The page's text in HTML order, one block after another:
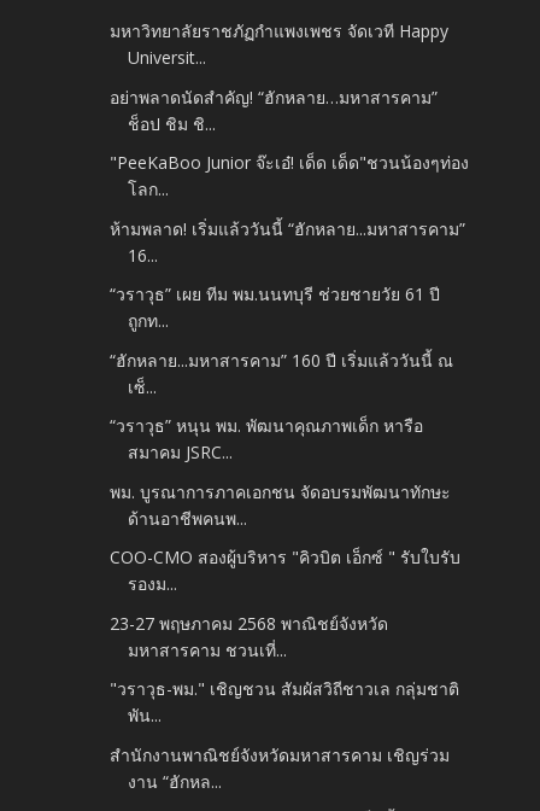
มหาวิทยาลัยราชภัฏกำแพงเพชร จัดเวที Happy
Universit...
อย่าพลาดนัดสำคัญ! “ฮักหลาย…มหาสารคาม”
ช็อป ชิม ชิ...
"PeeKaBoo Junior จ๊ะเอ๋! เด็ด เด็ด"ชวนน้องๆท่อง
โลก...
ห้ามพลาด! เริ่มแล้ววันนี้ “ฮักหลาย...มหาสารคาม”
16...
“วราวุธ” เผย ทีม พม.นนทบุรี ช่วยชายวัย 61 ปี
ถูกท...
“ฮักหลาย...มหาสารคาม” 160 ปี เริ่มแล้ววันนี้ ณ
เซ็...
“วราวุธ” หนุน พม. พัฒนาคุณภาพเด็ก หารือ
สมาคม JSRC...
พม. บูรณาการภาคเอกชน จัดอบรมพัฒนาทักษะ
ด้านอาชีพคนพ...
COO-CMO สองผู้บริหาร "คิวบิต เอ็กซ์ " รับใบรับ
รองม...
23-27 พฤษภาคม 2568 พาณิชย์จังหวัด
มหาสารคาม ชวนเที่...
"วราวุธ-พม." เชิญชวน สัมผัสวิถีชาวเล กลุ่มชาติ
พัน...
สำนักงานพาณิชย์จังหวัดมหาสารคาม เชิญร่วม
งาน “ฮักหล...